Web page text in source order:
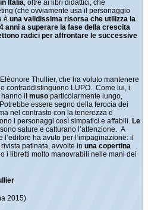
Italia, oltre ai libri didattici, che
(che ovviamente usa il personaggio
è una validissima risorsa che utilizza la
anni a superare la fase della crescita
radici per affrontare le successive
Thullier, che ha voluto mantenere
contraddistinguono LUPO. Come lui, i
i l muso particolarmente lungo,
essere segno della ferocia dei
nel contrasto con la tenerezza e
i personaggi così simpatici e affabili. Le
sature e catturano l’attenzione. A
ha avuto per l’impaginazione: il
patinata, avvolte in una copertina
i libretti molto manovrabili nelle mani dei
2015)